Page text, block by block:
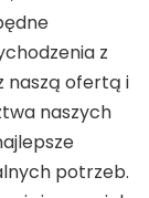
z
naszą ofertą i
naszych
potrzeb.